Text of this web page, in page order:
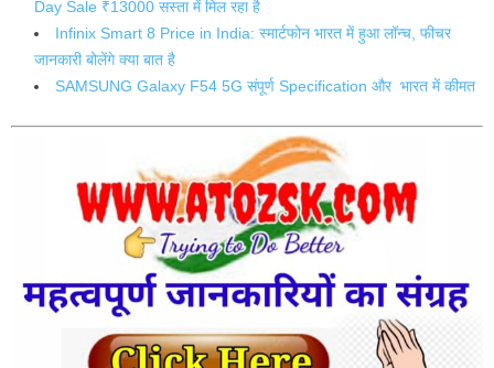
Day Sale ₹13000 सस्ता में मिल रहा है
Infinix Smart 8 Price in India: स्मार्टफोन भारत में हुआ लॉन्च, फीचर
जानकारी बोलेंगे क्या बात है
SAMSUNG Galaxy F54 5G संपूर्ण Specification और भारत में कीमत